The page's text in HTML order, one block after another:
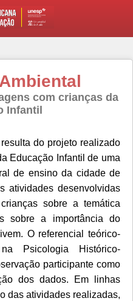
com crianças da
Infantil
do projeto realizado
Educação Infantil de uma
de ensino da cidade de
atividades desenvolvidas
sobre a temática
sobre a importância do
O referencial teórico-
Psicologia Histórico-
participante como
dos dados. Em linhas
das atividades realizadas,